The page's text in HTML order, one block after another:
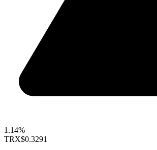
1.14%
TRX$0.3291